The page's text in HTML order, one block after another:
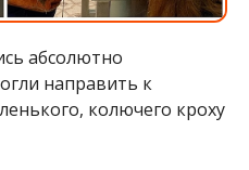
абсолютно
направить к
колючего кроху